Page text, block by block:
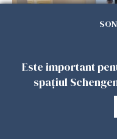
Accidente,
Este important
spațiul